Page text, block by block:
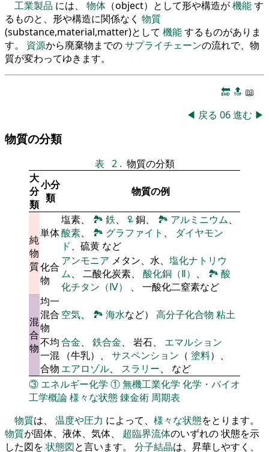
工業製品 には、 物体 （object）として形や構造が機能す
るものと、形や構造に関係なく 物質
(substance,material,matter)として 機能するものがありま
す。 資源から廃棄物までのサプライチェーンの流れで、物
質が変わってゆきます。
🔚 🔝 📖
◀ 戻る 06進む ▶
物質の分類
表 2 . 物質の分類
大
分
類
小分
類
物質の例
純
物
質
単体
塩素、 🏞 鉄、 🜠銅、 🏞 アルミニウム、
酸素、 🏞 グラファイト 、 ダイヤモン
ド、硫黄 など
化合
物
アンモニア メタン、水、 塩化ナトリウ
ム、 二酸化炭素、 酸化銅（Ⅱ） 、 🏞 酸
化チタン（Ⅳ） 、 一酸化二窒素など
混
合
物
均一
混合
物
空気、 🏞 海水など） 高分子化合物 粘土
不均
一混
合物
合金、 鉄合金、 岩石、 エマルション
（牛乳）、 サスペンション （ 塗料）、
エアロゾル、 スラリー、 など
③ エネルギー化学 ①無機工業化学 化学・バイオ
工学概論様々な状態錬金術 周期表
物質は、 温度や圧力 によって、 様々な状態をとります。
物質が固体、液体、気体、 超臨界流体のいずれの 状態を示
した図を 状態図と言います。 分子結晶は、昇華しやすく、